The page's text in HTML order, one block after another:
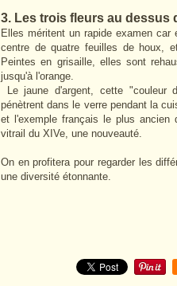
3. Les trois fleurs au dessus
Elles méritent un rapide examen
centre de quatre feuilles de houx,
Peintes en grisaille, elles sont
jusqu'à l'orange.
Le jaune d'argent, cette "couleur
pénètrent dans le verre pendant la
et l'exemple français le plus ancien
vitrail du XIVe, une nouveauté.
On en profitera pour regarder les
une diversité étonnante.